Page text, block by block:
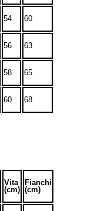
54 60
56 63
58 65
60 68
Vita
(cm)
Fianchi
(cm)